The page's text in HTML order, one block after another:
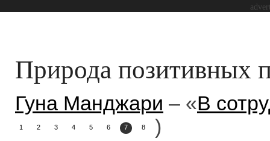
Природа позитивных
Гуна Манджари – «В
1 2 3 4 5 6 7 8
)